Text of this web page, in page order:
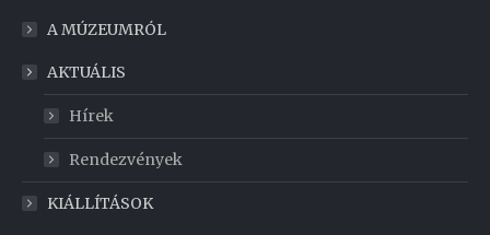
A MÚZEUMRÓL
AKTUÁLIS
Hírek
Rendezvények
KIÁLLÍTÁSOK